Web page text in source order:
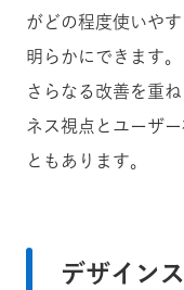
がどの程度使いや
明らかにできます
さらなる改善を重
ネス視点とユーザ
ともあります。
デザイン